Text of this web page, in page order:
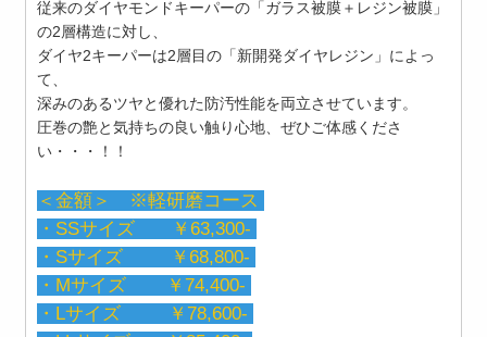
従来のダイヤモンドキーパーの「ガラス被膜＋レジン被膜」
の2層構造に対し、
ダイヤ2キーパーは2層目の「新開発ダイヤレジン」によっ
て、
深みのあるツヤと優れた防汚性能を両立させています。
圧巻の艶と気持ちの良い触り心地、ぜひご体感くださ
い・・・！！
＜金額＞ ※軽研磨コース
・SSサイズ ￥63,300-
・Sサイズ ￥68,800-
・Mサイズ ￥74,400-
・Lサイズ ￥78,600-